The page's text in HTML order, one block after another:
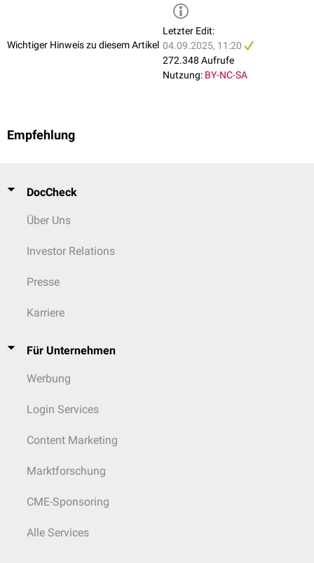
Hypercholesterinämie
Ketoazidose
Methylmalonazidurie
Morbus Addison
Morbus Conn
Morbus Fabry
Morbus Wilson
Osteoporose
Phenylketonurie
Tangier-Krankheit
Wichtiger Hinweis zu diesem Artikel
Letzter Edit:
04.09.2025, 11:20
272.348 Aufrufe
Nutzung: BY-NC-SA
Empfehlung
DocCheck
Über Uns
Investor Relations
Presse
Karriere
Für Unternehmen
Werbung
Login Services
Content Marketing
Marktforschung
CME-Sponsoring
Alle Services